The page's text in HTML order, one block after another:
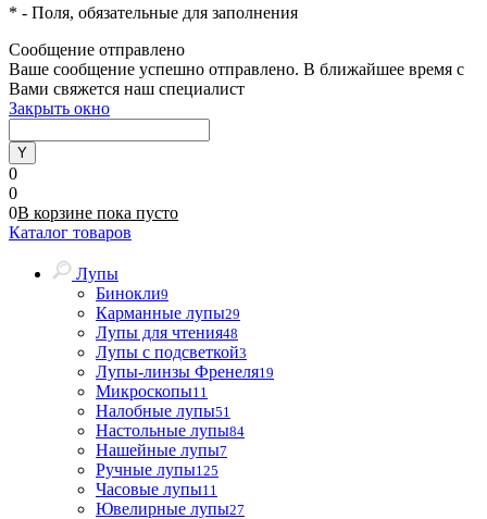
* - Поля, обязательные для заполнения
Сообщение отправлено
Ваше сообщение успешно отправлено. В ближайшее время с
Вами свяжется наш специалист
Закрыть окно
0
0
0В корзине пока пусто
Каталог товаров
Лупы
Бинокли9
Карманные лупы29
Лупы для чтения48
Лупы с подсветкой3
Лупы-линзы Френеля19
Микроскопы11
Налобные лупы51
Настольные лупы84
Нашейные лупы7
Ручные лупы125
Часовые лупы11
Ювелирные лупы27